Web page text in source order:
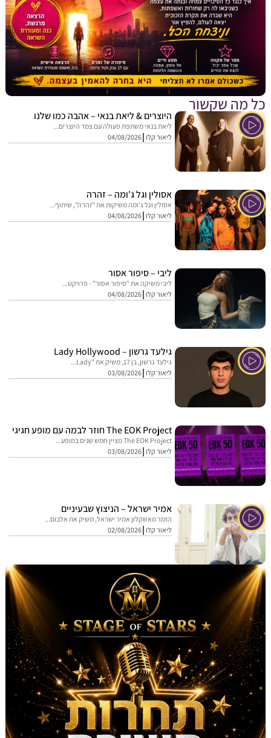
שקשור
היוצרים & ליאת בנאי – אהבה כמו שלנו
ליאת בנאי משתפת פעולה עם צמד היוצרים...
ליאור קלו 04/08/2026
אסולין וגל ג'ומה – זהרה
אסולין וגל ג'ומה משיקות את "זהרה", שיתוף...
ליאור קלו 04/08/2026
ליבי – סיפור אסור
ליבי משיקה את "סיפור אסור" - פרויקט...
ליאור קלו 04/08/2026
גילעד גרשון – Lady Hollywood
גילעד גרשון, בן 17, משיק את "Lady...
ליאור קלו 03/08/2026
The EOK Project חוזר לבמה עם מופע חגיגי
The EOK Project מציין חמש שנים במופע...
ליאור קלו 03/08/2026
אמיר ישראל – הניצוץ שבעיניים
הזמר מאשקלון אמיר ישראל, משיק את אלבום...
ליאור קלו 02/08/2026